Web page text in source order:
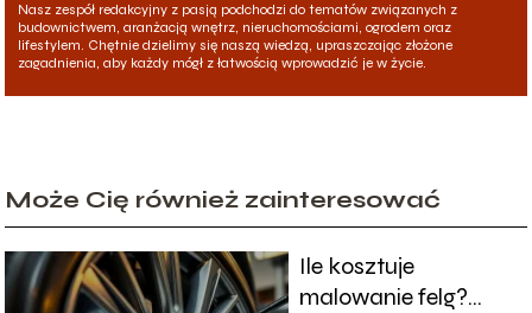
Nasz zespół redakcyjny z pasją podchodzi do tematów związanych z
budownictwem, aranżacją wnętrz, nieruchomościami, ogrodem oraz
lifestylem. Chętnie dzielimy się naszą wiedzą, upraszczając złożone
zagadnienia, aby każdy mógł z łatwością wprowadzić je w życie.
Może Cię również zainteresować
Ile kosztuje
malowanie felg?